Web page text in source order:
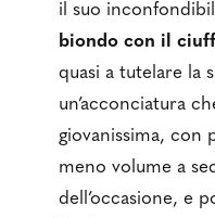
il suo
biondo con il
quasi a tutelare la
un’acconciatura
giovanissima, con
meno volume a
dell’occasione, e